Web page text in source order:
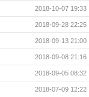
2018-10-07 19:33
2018-09-28 22:25
2018-09-13 21:00
2018-09-08 21:16
2018-09-05 08:32
2018-07-09 12:22